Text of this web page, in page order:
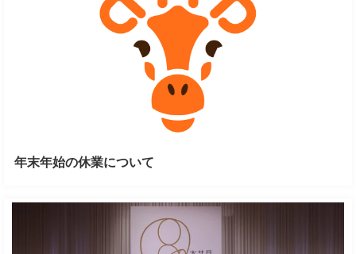
年末年始の休業について